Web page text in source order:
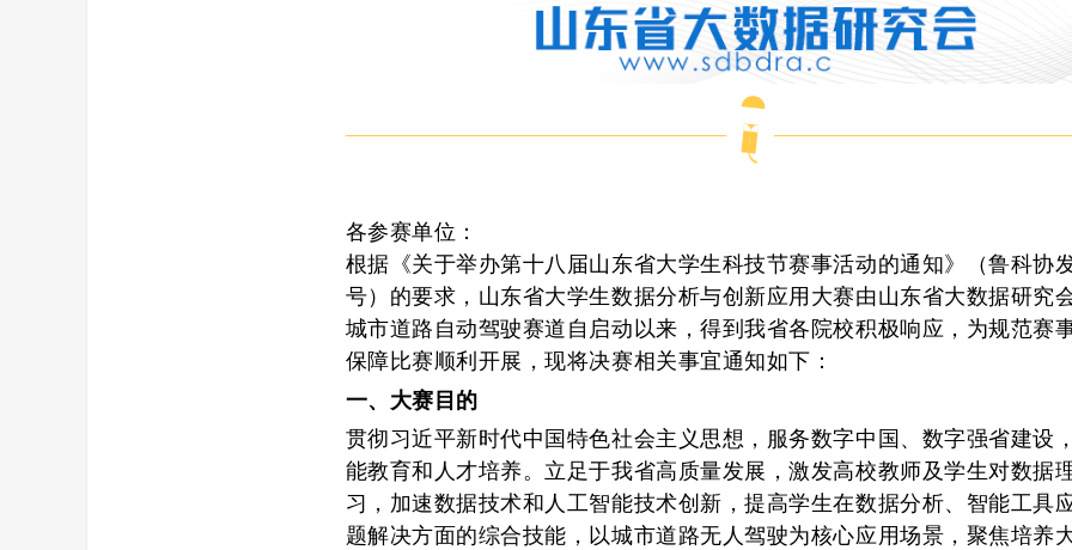
各参赛单位：
根据《关于举办第十八届山东省大学生科技节赛事活动的通知》（鲁科协
号）的要求， 山东省大学生数据分析与创新应用大赛由山东省大数据研究
城市道路自动驾驶赛道自启动以来，得到我省各院校积极响应，为规范赛
保障 比赛顺利开展，现将决赛相关事宜通知如下：
一、 大赛目的
贯彻习近平新时代中国特色社会主义思想，服务数字中国、数字强省建设
能教育和人才培养。立足于我省高质量发展，激发高校教师及学生对数据
习，加速数据技术和人工智能技术创新，提高学生在数据分析、智能工具
题解决方面的综合技能， 以城市道路无人驾驶为核心应用场景，聚焦培养